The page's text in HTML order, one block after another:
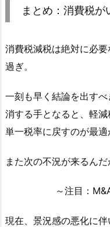
まとめ：消費税
消費税減税は絶対に必
過ぎ。
一刻も早く結論を出す
消する手となると、軽
単一税率に戻すのが最適
また次の不況が来るんだ
～注目：
現在、景況感の悪化に